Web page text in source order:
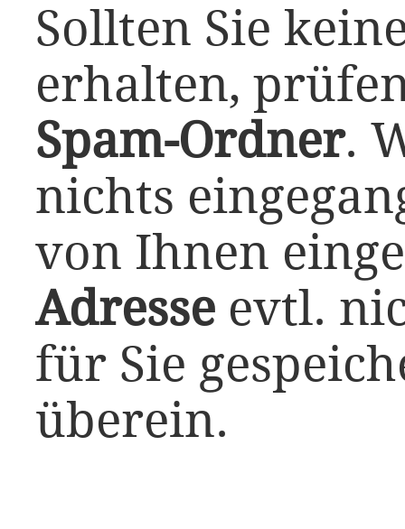
Sollten Sie
erhalten,
Spam-Ordner.
nichts
von Ihnen
Adresse evtl.
für Sie
überein.